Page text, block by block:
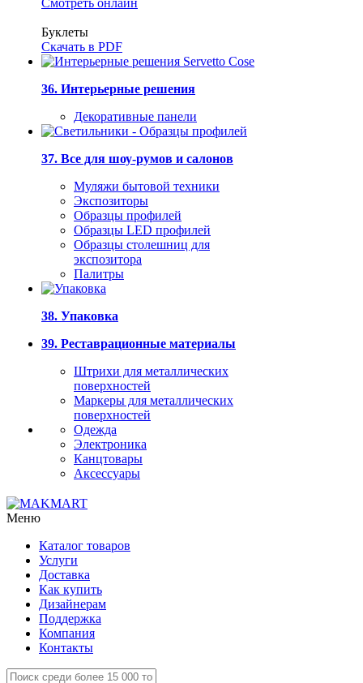
Смотреть онлайн
Буклеты
Скачать в PDF
36. Интерьерные решения
Декоративные панели
37. Все для шоу-румов и салонов
Муляжи бытовой техники
Экспозиторы
Образцы профилей
Образцы LED профилей
Образцы столешниц для
экспозитора
Палитры
38. Упаковка
39. Реставрационные материалы
Штрихи для металлических
поверхностей
Маркеры для металлических
поверхностей
Одежда
Электроника
Канцтовары
Аксессуары
Меню
Каталог товаров
Услуги
Доставка
Как купить
Дизайнерам
Поддержка
Компания
Контакты